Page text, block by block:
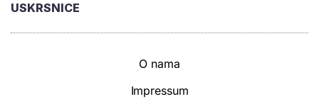
USKRSNICE
O nama
Impressum